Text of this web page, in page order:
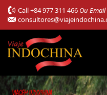
Call+84 977 311 466 Ou Email